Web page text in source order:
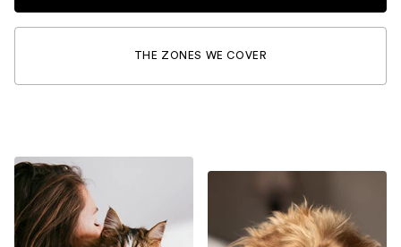
THE ZONES WE COVER